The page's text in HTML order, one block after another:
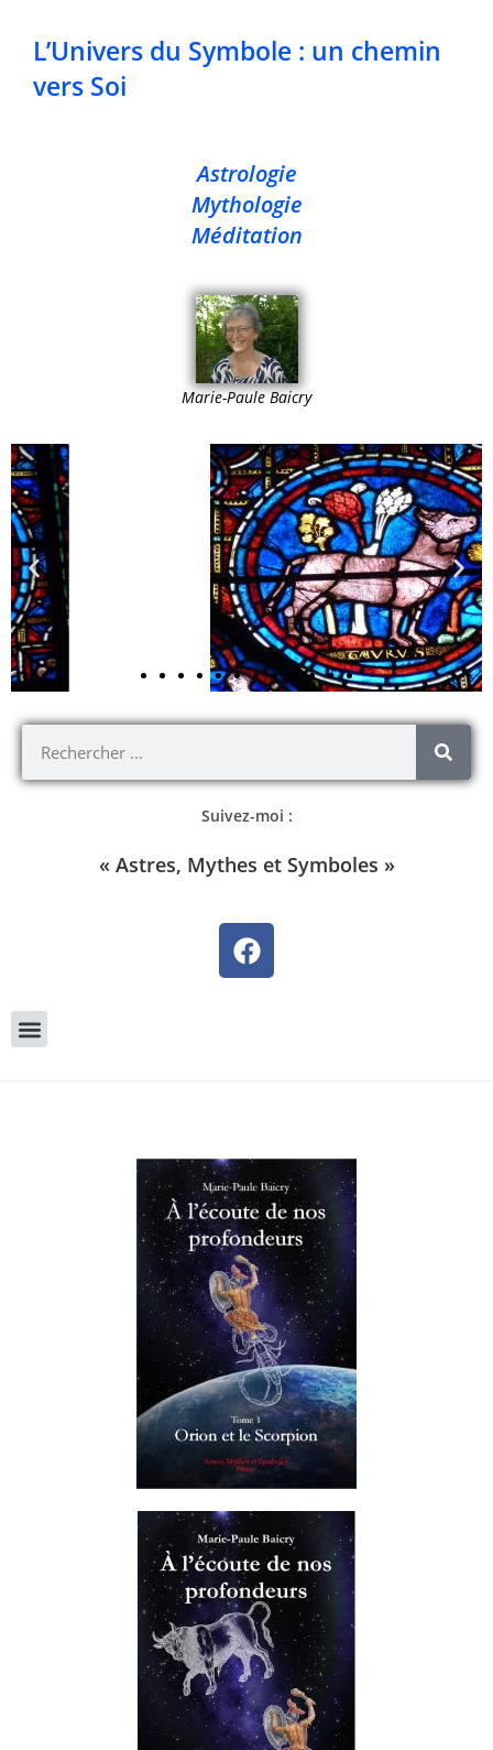
L’Univers du Symbole : un chemin
vers Soi
Astrologie
Mythologie
Méditation
Marie-Paule Baicry
Suivez-moi :
« Astres, Mythes et Symboles »